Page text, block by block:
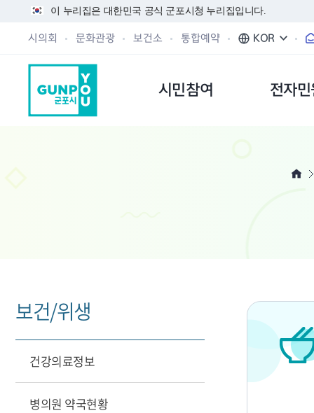
이 누리집은 대한민국 공식 군포시청 누리집입니다.
시의회 문화관광 보건소 통합예약 KOR
시민참여 전자
보건/위생
건강의료정보
병의원 약국현황